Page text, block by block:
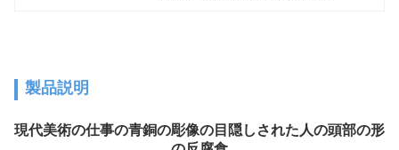
製品説明
現代美術の仕事の青銅の彫像の目隠しされた人の頭部の形